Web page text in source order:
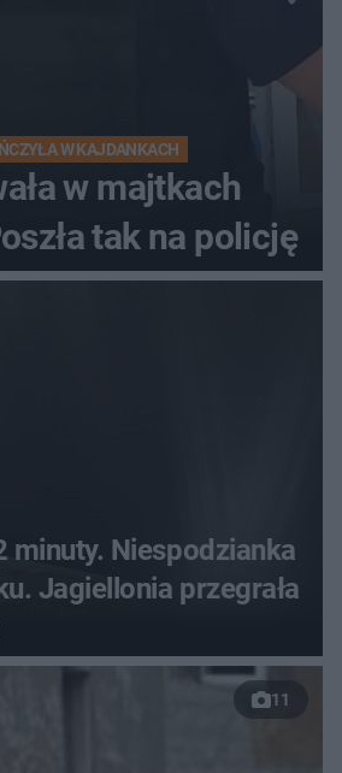
W KAJDANKACH
w majtkach
tak na policję
minuty. Niespodzianka
Jagiellonia przegrała
11